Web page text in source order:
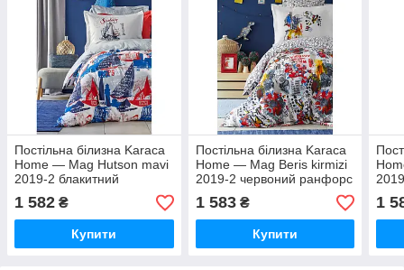
Постільна білизна Karaca
Home — Mag Hutson mavi
2019-2 блакитний
ранфорс підліткова
1 582 ₴
Купити
Постільна білизна Karaca
Home — Mag Beris kirmizi
2019-2 червоний ранфорс
підліткова
1 583₴
Купити
1